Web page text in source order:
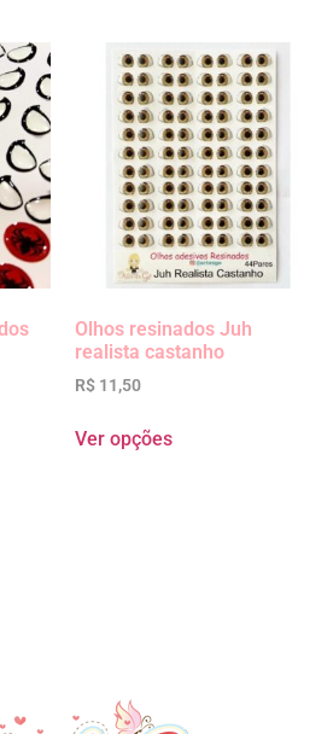
Olhos resinados Juh
realista castanho
R$ 11,50
Ver opções